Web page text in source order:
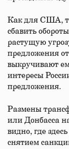
Как для США,
сбавить
растущую
предложения
выкручивают
интересы
предложения.
Размены
или Донбасса
видно, где
снятием